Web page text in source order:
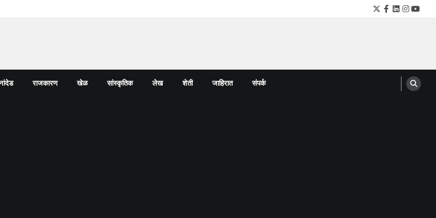
Twitter
Facebook
LinkedIn
राजकारण खेळ सांस्कृतिक लेख शेती जाहिरात संपर्क